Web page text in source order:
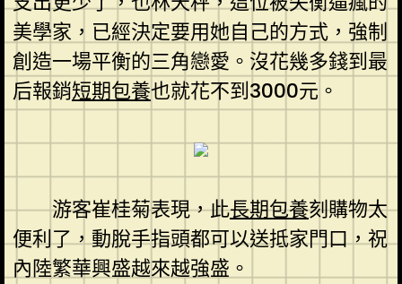
美學家，已經決定要用她自己的方式，強制
創造一場平衡的三角戀愛。沒花幾多錢到最
后報銷短期包養也就花不到3000元。
游客崔桂菊表現，此長期包養刻購物太
便利了，動脫手指頭都可以送抵家門口，祝
內陸繁華興盛越來越強盛。